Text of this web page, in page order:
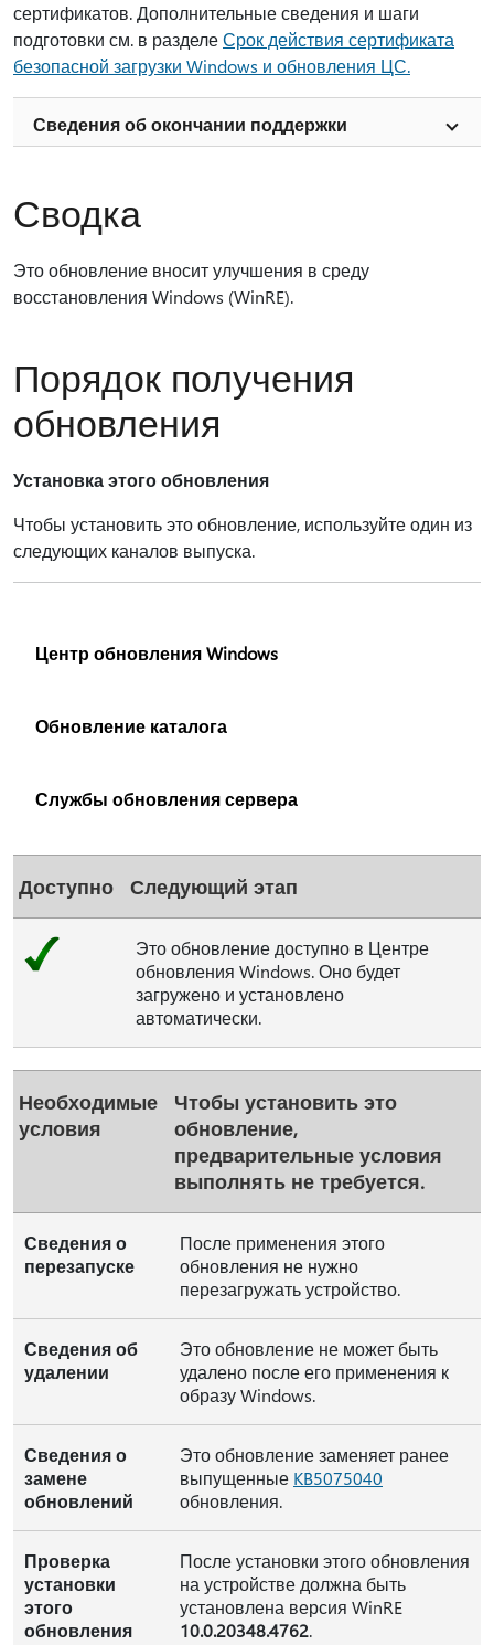
сертификатов. Дополнительные сведения и шаги
подготовки см. в разделеСрок действия сертификата
безопасной загрузки Windows и обновления ЦС.
Сведения об окончании поддержки
Сводка
Это обновление вносит улучшения в среду
восстановления Windows (WinRE).
Порядок получения
обновления
Установка этого обновления
Чтобы установить это обновление, используйте один из
следующих каналов выпуска.
Центр обновления Windows
Обновление каталога
Службы обновления сервера
Доступно Следующий этап
Это обновление доступно в Центре
обновления Windows. Оно будет
загружено и установлено
автоматически.
Необходимые
условия
Чтобы установить это
обновление,
предварительные условия
выполнять не требуется.
Сведения о
перезапуске
После применения этого
обновления не нужно
перезагружать устройство.
Сведения об
удалении
Это обновление не может быть
удалено после его применения к
образу Windows.
Сведения о
замене
обновлений
Это обновление заменяет ранее
выпущенные KB5075040
обновления.
Проверка
установки
этого
обновления
После установки этого обновления
на устройстве должна быть
установлена версия WinRE
10.0.20348.4762.